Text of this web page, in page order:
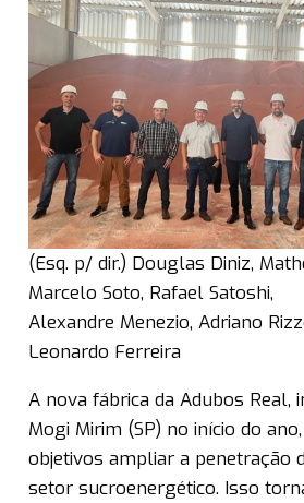
(Esq. p/ dir.) Douglas Diniz,
Marcelo Soto, Rafael Satoshi,
Alexandre Menezio, Adriano
Leonardo Ferreira
A nova fábrica da Adubos Real,
Mogi Mirim (SP) no início do
objetivos ampliar a penetração
setor sucroenergético. Isso